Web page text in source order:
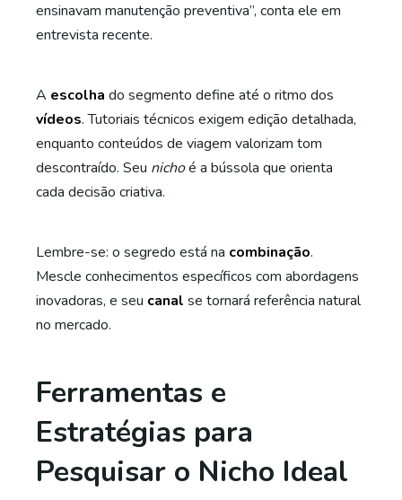
ensinavam manutenção preventiva”, conta ele em
entrevista recente.
A escolha do segmento define até o ritmo dos
vídeos. Tutoriais técnicos exigem edição detalhada,
enquanto conteúdos de viagem valorizam tom
descontraído. Seu nichoé a bússola que orienta
cada decisão criativa.
Lembre-se: o segredo está na combinação.
Mescle conhecimentos específicos com abordagens
inovadoras, e seu canal se tornará referência natural
no mercado.
Ferramentas e
Estratégias para
Pesquisar o Nicho Ideal